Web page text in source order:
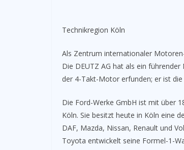
Technikregion Köln­
Als Zentrum internationaler
Die DEUTZ AG hat als ein
der 4-Takt-Motor erfunden; er ist
Die Ford-Werke GmbH ist mit über
Köln. Sie besitzt heute in Köln eine
DAF, Mazda, Nissan, Renault und
Toyota entwickelt seine Formel-1-